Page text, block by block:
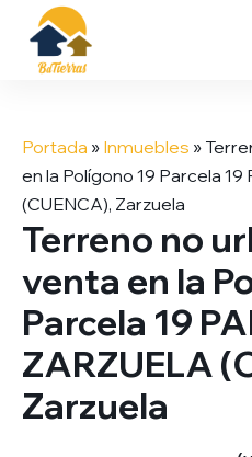
contenido
Portada » Inmuebles »
en la Polígono 19 Parcela 19
(CUENCA), Zarzuela
Terreno no
venta en la
Parcela 19
ZARZUELA
Zarzuela